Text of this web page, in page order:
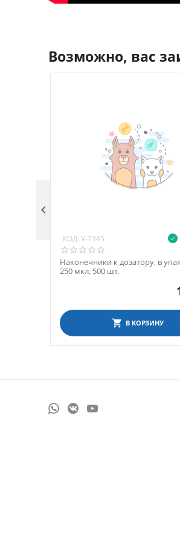
Возможно, вас
КОД: V-7345
Наконечники к дозатору, в
250 мкл, 500 шт.
В КОРЗИНУ
